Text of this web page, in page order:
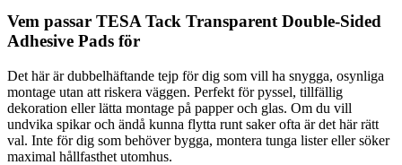
Vem passar TESA Tack Transparent Double-Sided
Adhesive Pads för
Det här är dubbelhäftande tejp för dig som vill ha snygga, osynliga
montage utan att riskera väggen. Perfekt för pyssel, tillfällig
dekoration eller lätta montage på papper och glas. Om du vill
undvika spikar och ändå kunna flytta runt saker ofta är det här rätt
val. Inte för dig som behöver bygga, montera tunga lister eller söker
maximal hållfasthet utomhus.